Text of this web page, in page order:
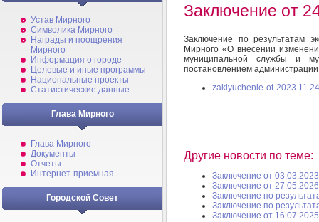
Устав Мирного
Символика Мирного
Награды и поощрения
Мирного
Информация о городе
Целевые и иные программы
Национальные проекты
Статистические данные
Глава Мирного
Глава Мирного
Документы
Отчеты
Интернет-приемная
Городской Совет
Заключение от
Заключение по результатам
Мирного «О внесении
муниципальной службы и
постановлением
zaklyuchenie-ot-
Другие новости по теме:
Заключение от 03.03.2023
Заключение от 27.05.2026
Заключение по
Заключение по
Заключение от 16.07.2025